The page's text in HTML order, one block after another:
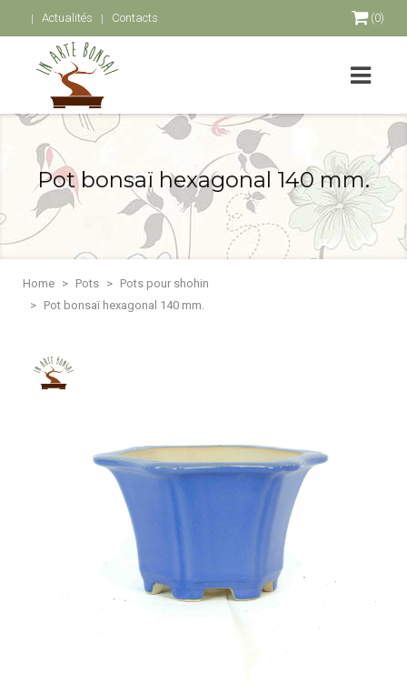
Actualités Contacts (0)
Pot bonsaï hexagonal 140 mm.
Home Pots
Pots pour shohin
Pot bonsaï hexagonal 140 mm.